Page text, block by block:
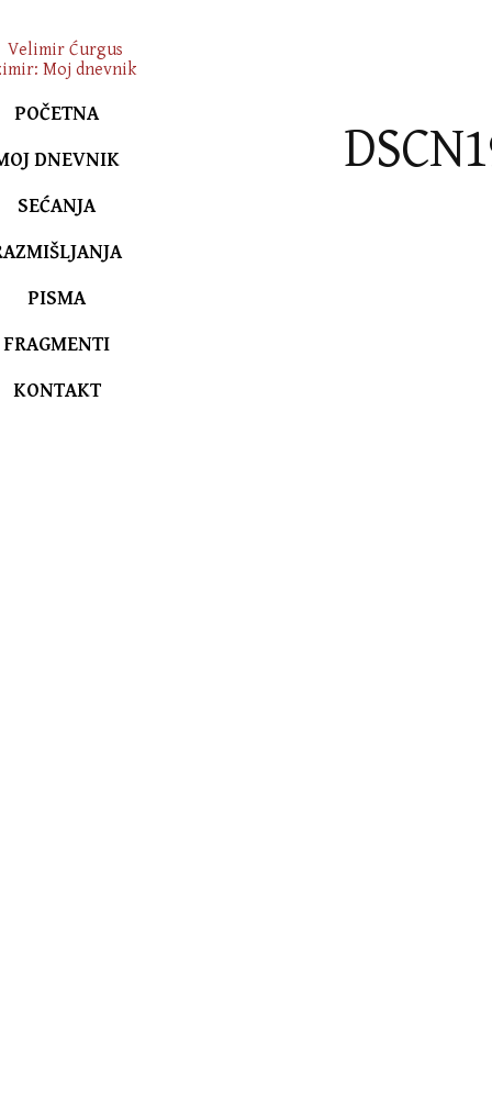
POČETNA
DNEVNIK
SEĆANJA
PISMA
FRAGMENTI
KONTAKT